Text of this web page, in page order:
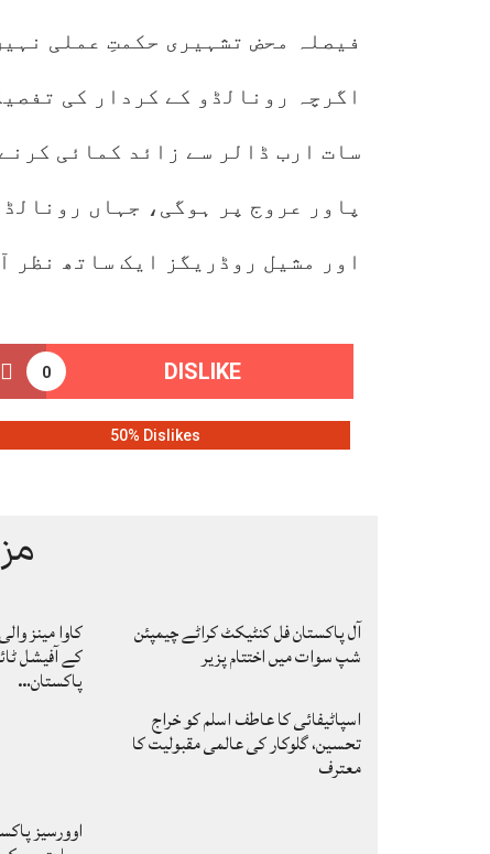
فیصلہ محض تشہیری حکمتِ عملی
اگرچہ رونالڈو کے کردار کی
سات ارب ڈالر سے زائد کمائی
پاور عروج پر ہوگی، جہاں
اور مشیل روڈریگز ایک ساتھ نظر
0 DISLIKE
50% Dislikes
کے آفیشل
پاکستان…
آل پاکستان فل کنٹیکٹ کراٹے چیمپئن
شپ سوات میں اختتام پزیر
اسپاٹیفائی کا عاطف اسلم کو خراج
تحسین، گلوکار کی عالمی مقبولیت کا
معترف
اوورسیز